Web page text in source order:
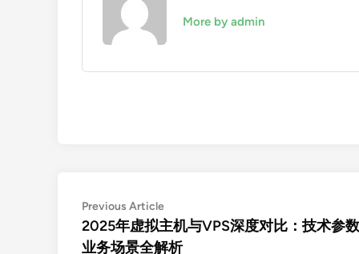
More by admin
文
章
Previous ArticlePrevious
article:
2025年虚拟主机与VPS深度对比：技术参
业务场景全解析